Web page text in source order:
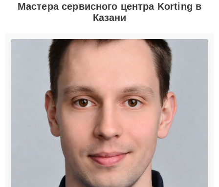
Мастера сервисного центра Korting в
Казани